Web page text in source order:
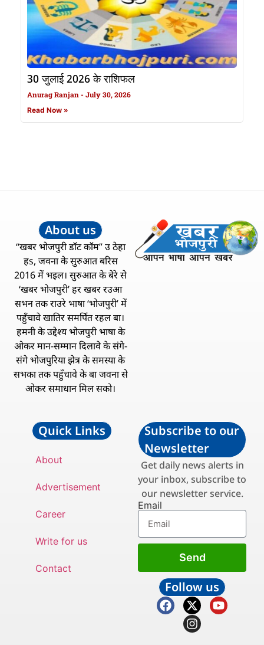
30 जुलाई 2026 के राशिफल
Anurag Ranjan July 30, 2026
Read Now »
About us
“खबर भोजपुरी डॉट कॉम” उ ठेहा
हs, जवना के सुरुआत बरिस
2016 में भइल। सुरुआत के बेरे से
‘खबर भोजपुरी’ हर खबर रउआ
सभन तक राउरे भाषा ‘भोजपुरी’ में
पहुँचावे खातिर समर्पित रहल बा।
हमनी के उद्देश्य भोजपुरी भाषा के
ओकर मान-सम्मान दिलावे के संगे-
संगे भोजपुरिया झेत्र के समस्या के
सभका तक पहुँचावे के बा जवना से
ओकर समाधान मिल सको।
Quick Links
About
Advertisement
Career
Write for us
Contact
Subscribe to our
Newsletter
Get daily news alerts in
your inbox, subscribe to
our newsletter service.
Email
Send
Follow us